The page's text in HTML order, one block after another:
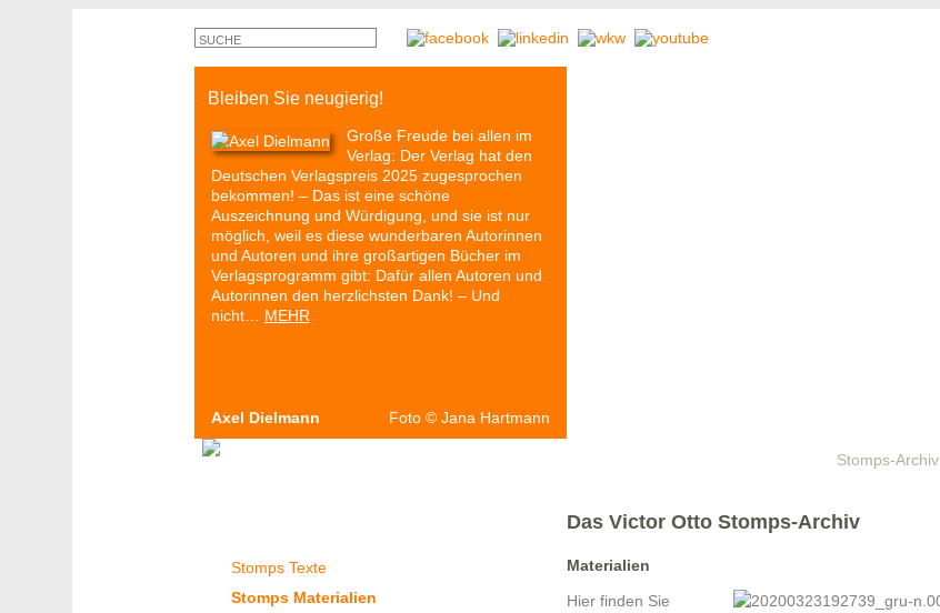
Bleiben Sie neugierig!
Große Freude bei allen im
Verlag: Der Verlag hat den
Deutschen Verlagspreis 2025 zugesprochen
bekommen! – Das ist eine schöne
Auszeichnung und Würdigung, und sie ist nur
möglich, weil es diese wunderbaren Autorinnen
und Autoren und ihre großartigen Bücher im
Verlagsprogramm gibt: Dafür allen Autoren und
Autorinnen den herzlichsten Dank! – Und
nicht… MEHR
Axel Dielmann Foto © Jana Hartmann
Autoren & Bücher Stomps-Archiv
Stomps Texte
Stomps Materialien
Das Victor Otto Stomps-Archiv
Materialien
Hier finden Sie